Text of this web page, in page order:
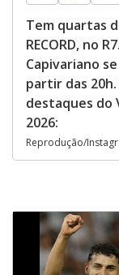
Tem quartas
RECORD, no
Capivariano
partir das
destaques do
2026:
Reprodução/